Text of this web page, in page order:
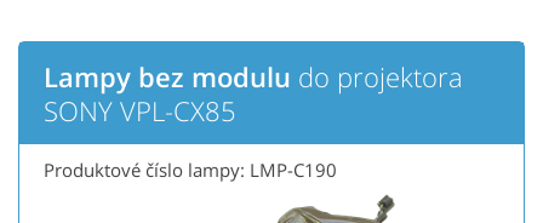
Lampy bez modulu do projektora
SONY VPL-CX85
Produktové číslo lampy: LMP-C190